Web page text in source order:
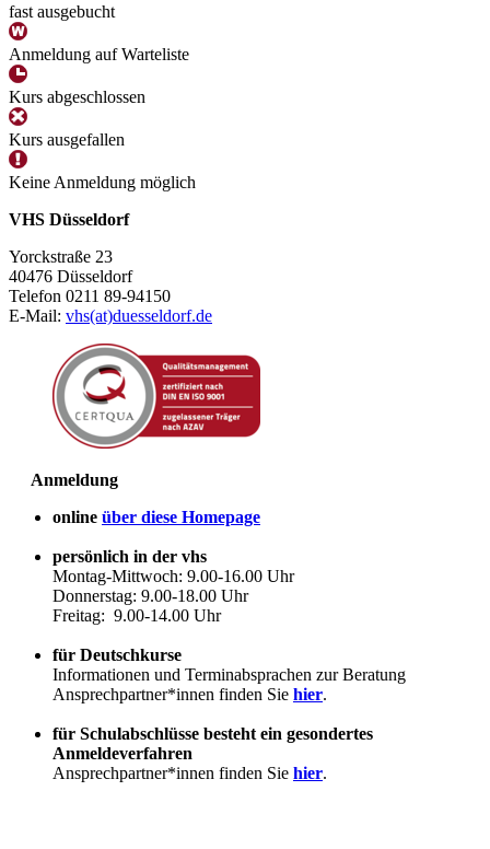
fast ausgebucht
Anmeldung auf Warteliste
Kurs abgeschlossen
Kurs ausgefallen
Keine Anmeldung möglich
VHS Düsseldorf
Yorckstraße 23
40476 Düsseldorf
Telefon 0211 89-94150
E-Mail: vhs(at)duesseldorf.de
Anmeldung
online über diese Homepage
persönlich in der vhs
Montag-Mittwoch: 9.00-16.00 Uhr
Donnerstag: 9.00-18.00 Uhr
Freitag: 9.00-14.00 Uhr
für Deutschkurse
Informationen und Terminabsprachen zur Beratung
Ansprechpartner*innen finden Sie hier.
für Schulabschlüsse besteht ein gesondertes
Anmeldeverfahren
Ansprechpartner*innen finden Sie hier.